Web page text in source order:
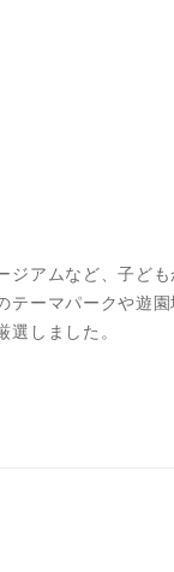
ジアムなど、子ど
のテーマパークや
しました。